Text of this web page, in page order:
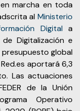
marcha en toda
alMinisterio
Digital a
Digitalización e
global
aportará 6,3
Las actuaciones
de la Unión
Operativo